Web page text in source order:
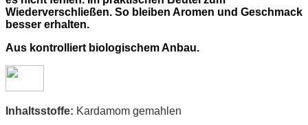
Wiederverschließen. So bleiben Aromen und Geschmack
besser erhalten.
Aus kontrolliert biologischem Anbau.
Inhaltsstoffe: Kardamom gemahlen